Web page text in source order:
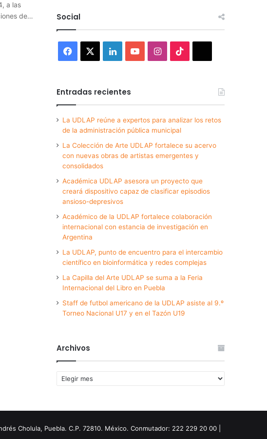
a las
de…
Social
Facebook LinkedInYouTubeInstagram
Entradas recientes
La UDLAP reúne a expertos para analizar los retos
de la administración pública municipal
La Colección de Arte UDLAP fortalece su acervo
con nuevas obras de artistas emergentes y
consolidados
Académica UDLAP asesora un proyecto que
creará dispositivo capaz de clasificar episodios
ansioso-depresivos
Académico de la UDLAP fortalece colaboración
internacional con estancia de investigación en
Argentina
La UDLAP, punto de encuentro para el intercambio
científico en bioinformática y redes complejas
La Capilla del Arte UDLAP se suma a la Feria
Internacional del Libro en Puebla
Staff de futbol americano de la UDLAP asiste al 9.º
Torneo Nacional U17 y en el Tazón U19
Archivos
Archivos
Cholula, Puebla. C.P. 72810. México. Conmutador: 222 229 20 00 |